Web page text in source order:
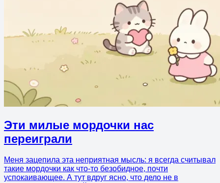
Эти милые мордочки нас
переиграли
Меня зацепила эта неприятная мысль: я всегда считывал
такие мордочки как что-то безобидное, почти
успокаивающее. А тут вдруг ясно, что дело не в